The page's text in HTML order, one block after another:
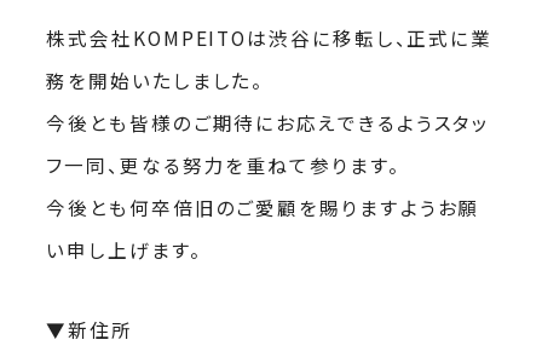
株式会社KOMPEITOは渋谷に移転し、正式に業
務を開始いたしました。
今後とも皆様のご期待にお応えできるようスタッ
フ一同、更なる努力を重ねて参ります。
今後とも何卒倍旧のご愛顧を賜りますようお願
い申し上げます。
▼新住所